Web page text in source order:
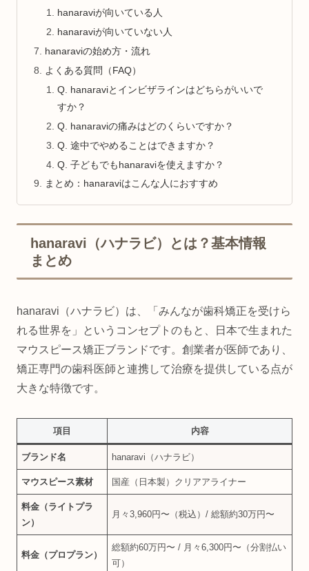
hanaraviが向いている人
hanaraviが向いていない人
hanaraviの始め方・流れ
よくある質問（FAQ）
Q. hanaraviとインビザラインはどちらがいいで
すか？
Q. hanaraviの痛みはどのくらいですか？
Q. 途中でやめることはできますか？
Q. 子どもでもhanaraviを使えますか？
まとめ：hanaraviはこんな人におすすめ
hanaravi（ハナラビ）とは？基本情報
まとめ
hanaravi（ハナラビ）は、「みんなが歯科矯正を受けら
れる世界を」というコンセプトのもと、日本で生まれた
マウスピース矯正ブランドです。創業者が医師であり、
矯正専門の歯科医師と連携して治療を提供している点が
大きな特徴です。
項目 内容
ブランド名 hanaravi（ハナラビ）
マウスピース素材 国産（日本製）クリアアライナー
料金（ライトプラ
ン）
月々3,960円〜（税込）/ 総額約30万円〜
料金（プロプラン）
総額約60万円〜 / 月々6,300円〜（分割払い
可）